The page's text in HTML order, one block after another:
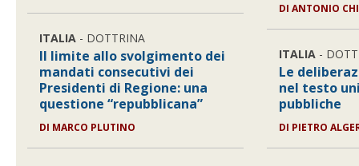
ITALIA - DOTTRINA
Il limite allo svolgimento dei
mandati consecutivi dei
Presidenti di Regione: una
questione “repubblicana”
DI MARCO PLUTINO
DIANTONIO
ITALIA -
Le
nel testo
pubbliche
DI PIETRO